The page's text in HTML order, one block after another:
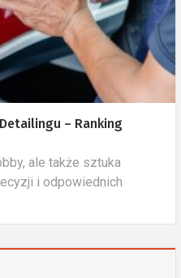
– Ranking
ale także sztuka
i odpowiednich